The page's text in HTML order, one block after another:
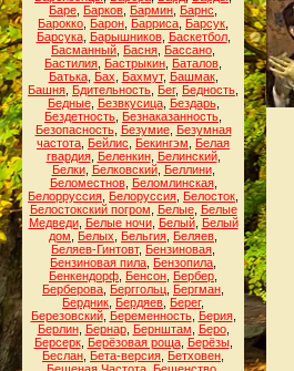
Баре Барков Бармин Барнс
Барокко Барон Барриса Барсук
Барсука, Барышников, Баскетбол,
Басманный Басня Бассано
Бастилия Бастрыкин Баталов
Батька, Бах Бахмут, Башмак,
Башня Бдительность Бег, Бедность
Бедные, Безвкусица, Бездарь,
Бездетность Безнаказанность
Безопасность, Безумие, Безумная
частота Бейлис Бекингэм
Белая
гвардия, Беленкин, Белинский,
Белки, Белковский, Беллини,
Беломестнов, Беломлинская,
Белорруссия Белоруссия Белосток
Белостокский погром
Белые, Белые
Медведи, Белые ночи, Белый, Белый
дом
Белых Бельгия Беляев
Беляев-Гинтовт, Бензиновая
Бензиновая пила Бензопила
Бенкендорф Бенсон Бербер
Берберова Берггольц Бергман
Бердник Бердяев Берег,
Березовский, Беременность, Берия,
Берлин, Бернар, Бернштам Беро,
Берсерк, Берёзовая роща, Берёзы,
Беслан Бета-версия Бетховен